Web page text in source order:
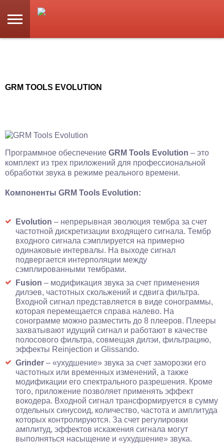
GRM TOOLS EVOLUTION
Программное обеспечение GRM Tools Evolution – это
комплект из трех приложений для профессиональной
обработки звука в режиме реального времени.
Компоненты GRM Tools Evolution:
Evolution – непрерывная эволюция тембра за счет
частотной дискретизации входящего сигнала. Тембр
входного сигнала сэмплируется на примерно
одинаковые интервалы. На выходе сигнал
подвергается интерполяции между
сэмплированными тембрами.
Fusion – модификация звука за счет применения
дилэев, частотных скольжений и сдвига фильтра.
Входной сигнал представляется в виде сонограммы,
которая перемещается справа налево. На
сонограмме можно разместить до 8 плееров. Плееры
захватывают идущий сигнал и работают в качестве
полосового фильтра, совмещая дилэи, фильтрацию,
эффекты Reinjection и Glissando.
Grinder – «ухудшение» звука за счет заморозки его
частотных или временных изменений, а также
модификации его спектрального разрешения. Кроме
того, приложение позволяет применять эффект
вокодера. Входной сигнал трансформируется в сумму
отдельных синусоид, количество, частота и амплитуда
которых контролируются. За счет регулировки
амплитуд, эффектов искажения сигнала могут
выполняться насыщение и «ухудшение» звука.